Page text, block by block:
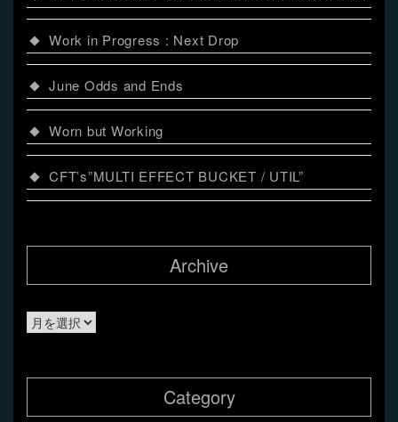
Work in Progress : Next Drop
June Odds and Ends
Worn but Working
CFT’s”MULTI EFFECT BUCKET / UTIL”
Archive
Archive
Category